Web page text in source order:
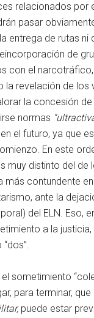
relacionados
pasar
entrega de rutas
de
con el
la revelación de
la concesión
normas
el futuro, ya que
En este
muy distinto del
más contundente
ante la
del ELN. Eso,
a la
sometimiento
para terminar,
puede estar